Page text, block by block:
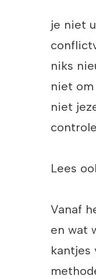
je niet
niks
niet
niet
Lees
Vanaf
en wat
kantjes